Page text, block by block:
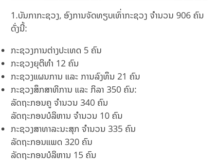
1.ບັນກາກະຊວງ, ອົງການຈັດທຽບເທົ່າກະຊວງ ຈຳນວນ 906 ຄົນ
ດັ່ງນີ້:
ກະຊວງການຕ່າງປະເທດ 5 ຄົນ
ກະຊວງຍຸຕິທຳ 12 ຄົນ
ກະຊວງແຜນການ ແລະ ການລົງທຶນ 21 ຄົນ
ກະຊວງສຶກສາທິການ ແລະ ກິລາ 350 ຄົນ:
ລັດຖະກອນຄູ ຈຳນວນ 340 ຄົນ
ລັດຖະກອນບໍລິຫານ ຈຳນວນ 10 ຄົນ
ກະຊວງສາທາລະນະສຸກ ຈຳນວນ 335 ຄົນ
ລັດຖະກອນແພດ 320 ຄົນ
ລັດຖະກອນບໍລິຫານ 15 ຄົນ